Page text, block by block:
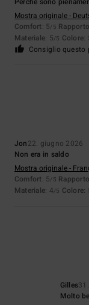
Mostra originale -
Comfort: 5/5
Materiale: 5/5 Colore:
Consiglio questo
Jon22. giugno 2026
Non era in saldo
Mostra originale -
Comfort: 5/5
Materiale: 4/5 Colore:
Gilles
Molto